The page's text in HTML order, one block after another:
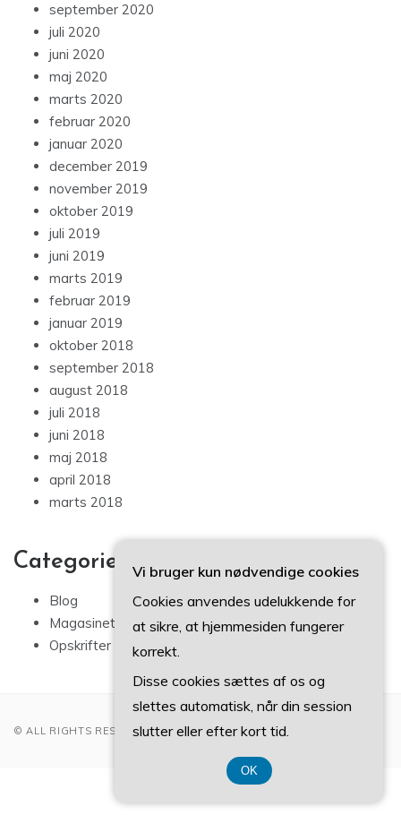
september 2020
juli 2020
juni 2020
maj 2020
marts 2020
februar 2020
januar 2020
december 2019
november 2019
oktober 2019
juli 2019
juni 2019
marts 2019
februar 2019
januar 2019
oktober 2018
september 2018
august 2018
juli 2018
juni 2018
maj 2018
april 2018
marts 2018
Categories
Blog
Magasinet
Opskrifter
© ALL RIGHTS RESERVED 2022
Vi bruger kun nødvendige cookies
Cookies anvendes udelukkende for
at sikre, at hjemmesiden fungerer
korrekt.
Disse cookies sættes af os og
slettes automatisk, når din session
slutter eller efter kort tid.
OK